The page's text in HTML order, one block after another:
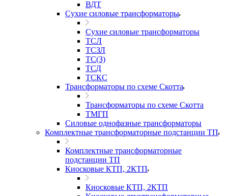
ВДТ
Сухие силовые трансформаторы
Сухие силовые трансформаторы
ТСЛ
ТСЗЛ
ТС(З)
ТСД
ТСКС
Трансформаторы по схеме Скотта
Трансформаторы по схеме Скотта
ТМГП
Силовые однофазные трансформаторы
Комплектные трансформаторные подстанции ТП
Комплектные трансформаторные
подстанции ТП
Киосковые КТП, 2КТП
Киосковые КТП, 2КТП